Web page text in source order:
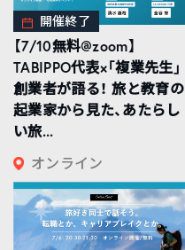
開催終了
【7/10無料@zoom】
TABIPPO代表×「複業先生」
創業者が語る！ 旅と教育の
起業家から見た、あたらし
い旅...
オンライン